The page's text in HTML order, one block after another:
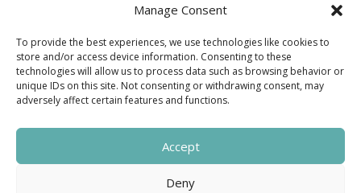
Manage Consent
To provide the best experiences, we use technologies like cookies to
store and/or access device information. Consenting to these
technologies will allow us to process data such as browsing behavior or
unique IDs on this site. Not consenting or withdrawing consent, may
adversely affect certain features and functions.
Accept
Deny
marmaras@marmaras-lysos.com

18 Ιωσήφ Μιχαήλ, Λυσός Πάφος,
8800 Κύπρος